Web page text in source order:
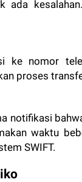
ada
ke nomor
proses
notifikasi
waktu
SWIFT.